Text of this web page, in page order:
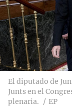
El diputado de
Junts en el
plenaria.
EP